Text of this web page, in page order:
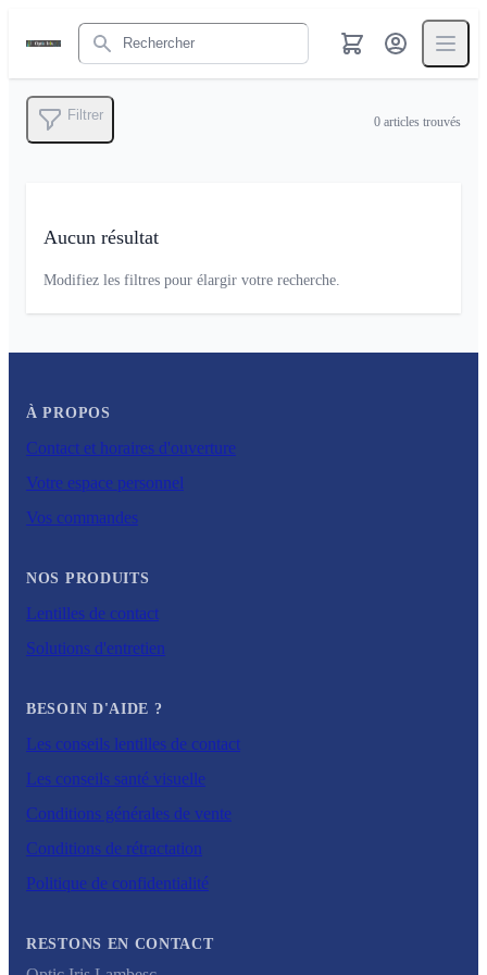
Rechercher
Filtrer 0 articles trouvés
Aucun résultat
Modifiez les filtres pour élargir votre recherche.
À PROPOS
Contact et horaires d'ouverture
Votre espace personnel
Vos commandes
NOS PRODUITS
Lentilles de contact
Solutions d'entretien
BESOIN D'AIDE ?
Les conseils lentilles de contact
Les conseils santé visuelle
Conditions générales de vente
Conditions de rétractation
Politique de confidentialité
RESTONS EN CONTACT